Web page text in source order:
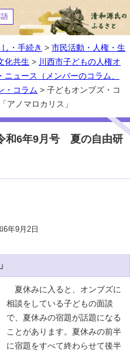
・手続き > 市民活動・人権・生
化共生 > 川西市子どもの人権オ
ニュース（メンバーのコラム、
・コラム > 子どもオンブズ・コ
ノマロカリス」
和6年9月号 夏の自由研
年9月2日
夏休みに入ると、オンブズに
相談をしている子どもの面談
で、夏休みの宿題が話題になる
ことがあります。夏休みの前半
に宿題をすべて終わらせて後半